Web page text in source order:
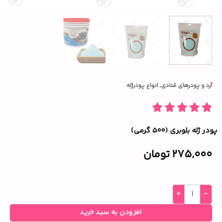
آرد و پودرهای قنادی,انواع پودرژله
پودر ژله بلوبری (۵۰۰ گرمی)
275,000تومان
افزودن به سبد خرید